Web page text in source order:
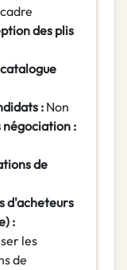
des plis
: Non
négociation :
de
d'acheteurs
:
les
de